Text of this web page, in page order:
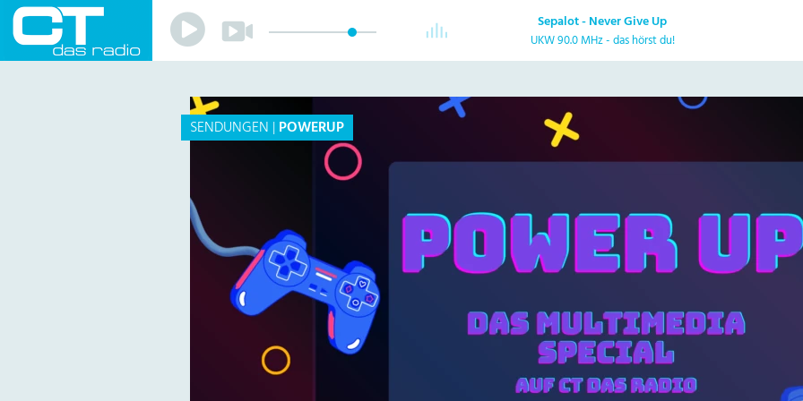
Play
Play Sepalot - Never Give Up
UKW 90.0 MHz - das hörst du!
SENDUNGEN |POWERUP